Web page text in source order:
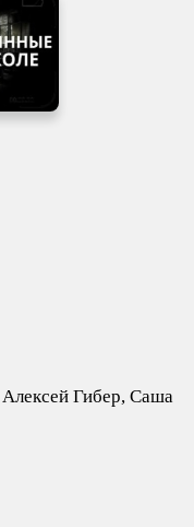
Алексей Гибер, Саша